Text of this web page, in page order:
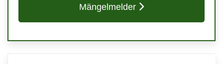
Mängelmelder